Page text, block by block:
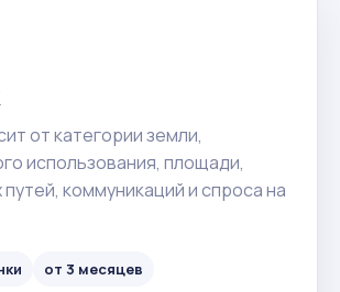
от категории земли,
использования, площади,
коммуникаций и спроса на
от 3 месяцев